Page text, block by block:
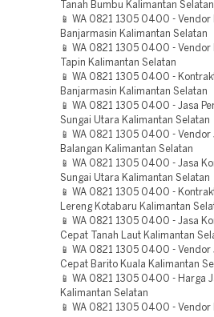
Tanah Bumbu Kalimantan Selatan
📱 WA 0821 1305 0400 -
Banjarmasin Kalimantan Selatan
📱 WA 0821 1305 0400 -
Tapin Kalimantan Selatan
📱 WA 0821 1305 0400 -
Banjarmasin Kalimantan Selatan
📱 WA 0821 1305 0400 - Jasa
Sungai Utara Kalimantan Selatan
📱 WA 0821 1305 0400 -
Balangan Kalimantan Selatan
📱 WA 0821 1305 0400 - Jasa
Sungai Utara Kalimantan Selatan
📱 WA 0821 1305 0400 -
Lereng Kotabaru Kalimantan
📱 WA 0821 1305 0400 - Jasa
Cepat Tanah Laut Kalimantan
📱 WA 0821 1305 0400 -
Cepat Barito Kuala Kalimantan
📱 WA 0821 1305 0400 - Harga
Kalimantan Selatan
📱 WA 0821 1305 0400 -